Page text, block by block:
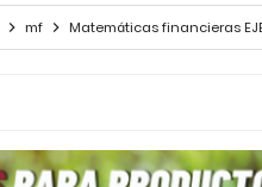
mf Matemáticas financieras EJERCICIOS